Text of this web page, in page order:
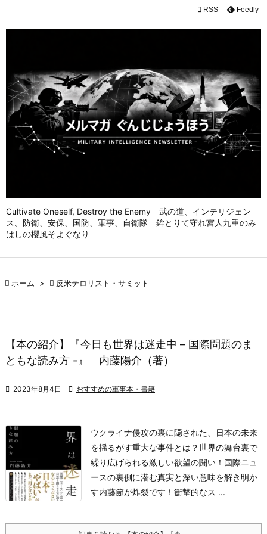
Cultivate Oneself, Destroy the Enemy 武の道、インテリジェン
ス、防衛、安保、国防、軍事、自衛隊 鉾とりて守れ宮人九重のみ
はしの櫻風そよぐなり


次へ

検索
 RSS Feedly
 ホーム >  反米テロリスト・サミット
【本の紹介】『今日も世界は迷走中 – 国際問題のま
ともな読み方 -』 内藤陽介（著）
 2023年8月4日  おすすめの軍事本・書籍
ウクライナ侵攻の裏に隠された、日本の未来
を揺るがす重大な事件とは？世界の舞台裏で
繰り広げられる激しい欲望の闘い！国際ニュ
ースの裏側に潜む真実と深い意味を解き明か
す内藤節が炸裂です！ 衝撃的なス ...